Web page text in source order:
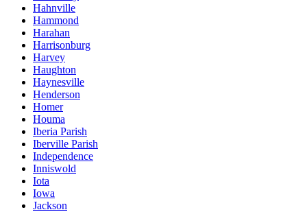
Hahnville
Hammond
Harahan
Harrisonburg
Harvey
Haughton
Haynesville
Henderson
Homer
Houma
Iberia Parish
Iberville Parish
Independence
Inniswold
Iota
Iowa
Jackson